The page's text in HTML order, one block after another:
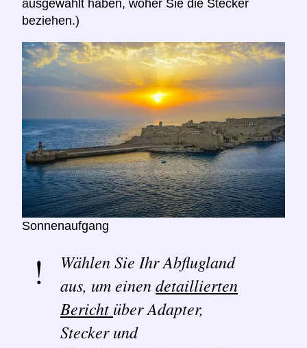
ausgewählt haben, woher Sie die Stecker
beziehen.)
Sonnenaufgang
Wählen Sie Ihr Abflugland
aus, um einendetaillierten
Bericht über Adapter,
Stecker und